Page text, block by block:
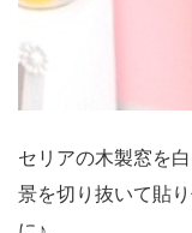
セリアの木製窓を
景を切り抜いて貼